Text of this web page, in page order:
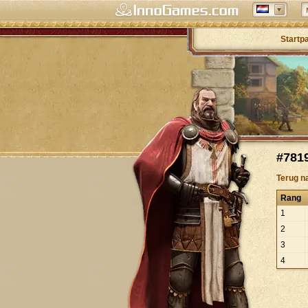
Terug
Rang
1
2
3
4